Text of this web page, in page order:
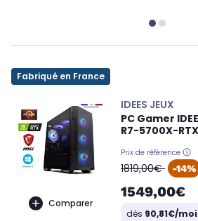
Fabriqué en France
Comparer
IDEES JEUX
PC Gamer
R7-5700X-
Prix de référence
oldPrice
1819,00€ -14%
1549,00€
dès 90,81€/